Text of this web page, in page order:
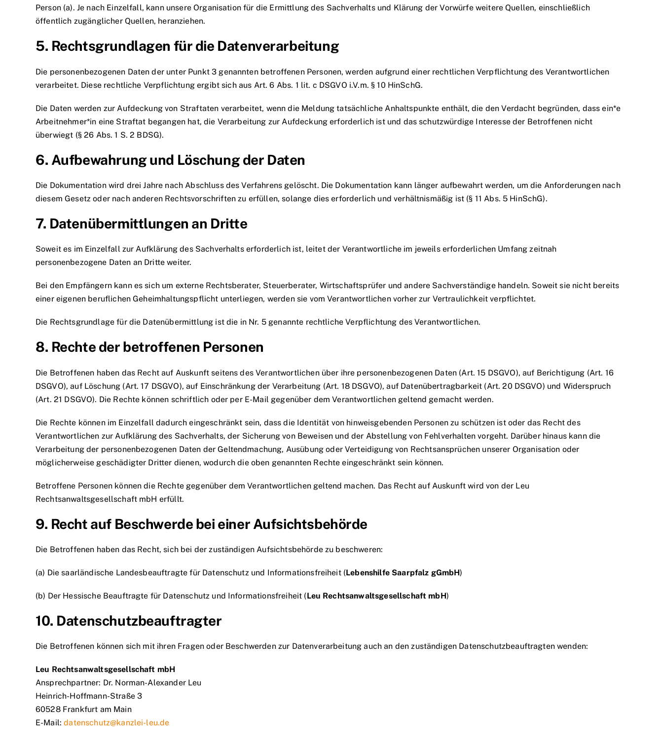
Person (a). Je nach Einzelfall, kann unsere Organisation für die Ermittlung des Sachverhalts und Klärung der Vorwürfe weitere Quellen, einschließlich
öffentlich zugänglicher Quellen, heranziehen.
5. Rechtsgrundlagen für die Datenverarbeitung
Die personenbezogenen Daten der unter Punkt 3 genannten betroffenen Personen, werden aufgrund einer rechtlichen Verpflichtung des Verantwortlichen
verarbeitet. Diese rechtliche Verpflichtung ergibt sich aus Art. 6 Abs. 1 lit. c DSGVO i.V.m. § 10 HinSchG.
Die Daten werden zur Aufdeckung von Straftaten verarbeitet, wenn die Meldung tatsächliche Anhaltspunkte enthält, die den Verdacht begründen, dass ein*e
Arbeitnehmer*in eine Straftat begangen hat, die Verarbeitung zur Aufdeckung erforderlich ist und das schutzwürdige Interesse der Betroffenen nicht
überwiegt (§ 26 Abs. 1 S. 2 BDSG).
6. Aufbewahrung und Löschung der Daten
Die Dokumentation wird drei Jahre nach Abschluss des Verfahrens gelöscht. Die Dokumentation kann länger aufbewahrt werden, um die Anforderungen nach
diesem Gesetz oder nach anderen Rechtsvorschriften zu erfüllen, solange dies erforderlich und verhältnismäßig ist (§ 11 Abs. 5 HinSchG).
7. Datenübermittlungen an Dritte
Soweit es im Einzelfall zur Aufklärung des Sachverhalts erforderlich ist, leitet der Verantwortliche im jeweils erforderlichen Umfang zeitnah
personenbezogene Daten an Dritte weiter.
Bei den Empfängern kann es sich um externe Rechtsberater, Steuerberater, Wirtschaftsprüfer und andere Sachverständige handeln. Soweit sie nicht bereits
einer eigenen beruflichen Geheimhaltungspflicht unterliegen, werden sie vom Verantwortlichen vorher zur Vertraulichkeit verpflichtet.
Die Rechtsgrundlage für die Datenübermittlung ist die in Nr. 5 genannte rechtliche Verpflichtung des Verantwortlichen.
8. Rechte der betroffenen Personen
Die Betroffenen haben das Recht auf Auskunft seitens des Verantwortlichen über ihre personenbezogenen Daten (Art. 15 DSGVO), auf Berichtigung (Art. 16
DSGVO), auf Löschung (Art. 17 DSGVO), auf Einschränkung der Verarbeitung (Art. 18 DSGVO), auf Datenübertragbarkeit (Art. 20 DSGVO) und Widerspruch
(Art. 21 DSGVO). Die Rechte können schriftlich oder per E-Mail gegenüber dem Verantwortlichen geltend gemacht werden.
Die Rechte können im Einzelfall dadurch eingeschränkt sein, dass die Identität von hinweisgebenden Personen zu schützen ist oder das Recht des
Verantwortlichen zur Aufklärung des Sachverhalts, der Sicherung von Beweisen und der Abstellung von Fehlverhalten vorgeht. Darüber hinaus kann die
Verarbeitung der personenbezogenen Daten der Geltendmachung, Ausübung oder Verteidigung von Rechtsansprüchen unserer Organisation oder
möglicherweise geschädigter Dritter dienen, wodurch die oben genannten Rechte eingeschränkt sein können.
Betroffene Personen können die Rechte gegenüber dem Verantwortlichen geltend machen. Das Recht auf Auskunft wird von der Leu
Rechtsanwaltsgesellschaft mbH erfüllt.
9. Recht auf Beschwerde bei einer Aufsichtsbehörde
Die Betroffenen haben das Recht, sich bei der zuständigen Aufsichtsbehörde zu beschweren:
(a) Die saarländische Landesbeauftragte für Datenschutz und Informationsfreiheit (Lebenshilfe Saarpfalz gGmbH)
(b) Der Hessische Beauftragte für Datenschutz und Informationsfreiheit (Leu Rechtsanwaltsgesellschaft mbH)
10. Datenschutzbeauftragter
Die Betroffenen können sich mit ihren Fragen oder Beschwerden zur Datenverarbeitung auch an den zuständigen Datenschutzbeauftragten wenden:
Leu Rechtsanwaltsgesellschaft mbH
Ansprechpartner: Dr. Norman-Alexander Leu
Heinrich-Hoffmann-Straße 3
60528 Frankfurt am Main
E-Mail:datenschutz@kanzlei-leu.de